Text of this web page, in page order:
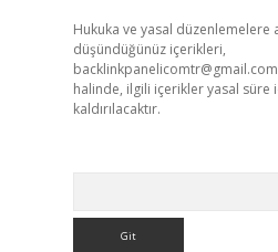
Hukuka ve yasal düzenlemelere
düşündüğünüz içerikleri,
backlinkpanelicomtr@gmail.com
halinde, ilgili içerikler yasal süre
kaldırılacaktır.